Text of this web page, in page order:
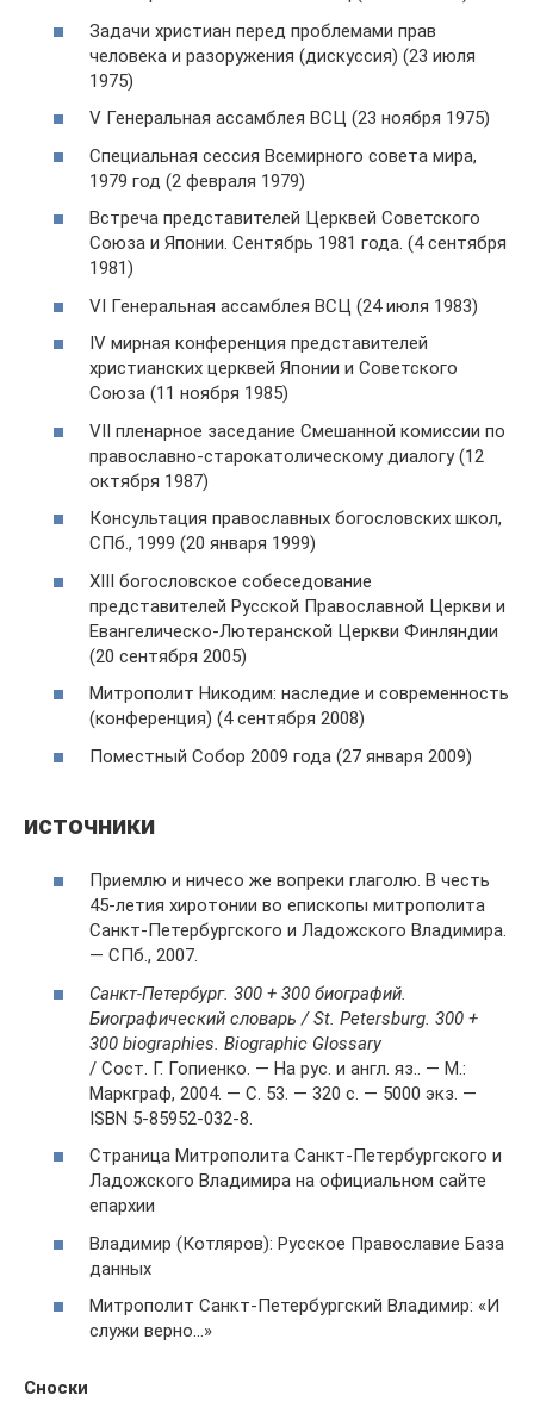
Задачи христиан перед проблемами прав
человека и разоружения (дискуссия) (23 июля
1975)
V Генеральная ассамблея ВСЦ (23 ноября 1975)
Специальная сессия Всемирного совета мира,
1979 год (2 февраля 1979)
Встреча представителей Церквей Советского
Союза и Японии. Сентябрь 1981 года. (4 сентября
1981)
VI Генеральная ассамблея ВСЦ (24 июля 1983)
IV мирная конференция представителей
христианских церквей Японии и Советского
Союза (11 ноября 1985)
VII пленарное заседание Смешанной комиссии по
православно-старокатолическому диалогу (12
октября 1987)
Консультация православных богословских школ,
СПб., 1999 (20 января 1999)
XIII богословское собеседование
представителей Русской Православной Церкви и
Евангелическо-Лютеранской Церкви Финляндии
(20 сентября 2005)
Митрополит Никодим: наследие и современность
(конференция) (4 сентября 2008)
Поместный Собор 2009 года (27 января 2009)
источники
Приемлю и ничесо же вопреки глаголю. В честь
45-летия хиротонии во епископы митрополита
Санкт-Петербургского и Ладожского Владимира.
— СПб., 2007.
Санкт-Петербург. 300 + 300 биографий.
Биографический словарь / St. Petersburg. 300 +
300 biographies. Biographic Glossary
/ Сост. Г. Гопиенко. — На рус. и англ. яз.. — М.:
Маркграф, 2004. — С. 53. — 320 с. — 5000 экз. —
ISBN 5-85952-032-8.
Страница Митрополита Санкт-Петербургского и
Ладожского Владимира на официальном сайте
епархии
Владимир (Котляров): Русское Православие База
данных
Митрополит Санкт-Петербургский Владимир: «И
служи верно…»
Сноски